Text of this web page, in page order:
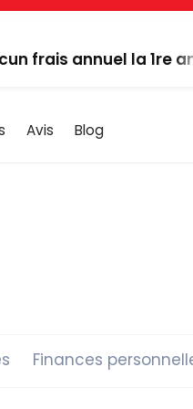
frais annuel la 1re
Avis Blog
Finances